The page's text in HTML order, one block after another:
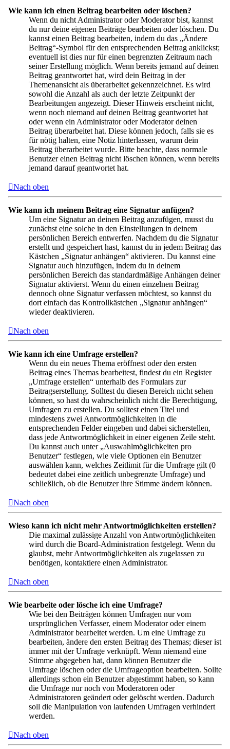
Wie kann ich einen Beitrag bearbeiten oder löschen?
Wenn du nicht Administrator oder Moderator bist, kannst
du nur deine eigenen Beiträge bearbeiten oder löschen. Du
kannst einen Beitrag bearbeiten, indem du das „Ändere
Beitrag“-Symbol für den entsprechenden Beitrag anklickst;
eventuell ist dies nur für einen begrenzten Zeitraum nach
seiner Erstellung möglich. Wenn bereits jemand auf deinen
Beitrag geantwortet hat, wird dein Beitrag in der
Themenansicht als überarbeitet gekennzeichnet. Es wird
sowohl die Anzahl als auch der letzte Zeitpunkt der
Bearbeitungen angezeigt. Dieser Hinweis erscheint nicht,
wenn noch niemand auf deinen Beitrag geantwortet hat
oder wenn ein Administrator oder Moderator deinen
Beitrag überarbeitet hat. Diese können jedoch, falls sie es
für nötig halten, eine Notiz hinterlassen, warum dein
Beitrag überarbeitet wurde. Bitte beachte, dass normale
Benutzer einen Beitrag nicht löschen können, wenn bereits
jemand darauf geantwortet hat.
Nach oben
Wie kann ich meinem Beitrag eine Signatur anfügen?
Um eine Signatur an deinen Beitrag anzufügen, musst du
zunächst eine solche in den Einstellungen in deinem
persönlichen Bereich entwerfen. Nachdem du die Signatur
erstellt und gespeichert hast, kannst du in jedem Beitrag das
Kästchen „Signatur anhängen“ aktivieren. Du kannst eine
Signatur auch hinzufügen, indem du in deinem
persönlichen Bereich das standardmäßige Anhängen deiner
Signatur aktivierst. Wenn du einen einzelnen Beitrag
dennoch ohne Signatur verfassen möchtest, so kannst du
dort einfach das Kontrollkästchen „Signatur anhängen“
wieder deaktivieren.
Nach oben
Wie kann ich eine Umfrage erstellen?
Wenn du ein neues Thema eröffnest oder den ersten
Beitrag eines Themas bearbeitest, findest du ein Register
„Umfrage erstellen“ unterhalb des Formulars zur
Beitragserstellung. Solltest du diesen Bereich nicht sehen
können, so hast du wahrscheinlich nicht die Berechtigung,
Umfragen zu erstellen. Du solltest einen Titel und
mindestens zwei Antwortmöglichkeiten in die
entsprechenden Felder eingeben und dabei sicherstellen,
dass jede Antwortmöglichkeit in einer eigenen Zeile steht.
Du kannst auch unter „Auswahlmöglichkeiten pro
Benutzer“ festlegen, wie viele Optionen ein Benutzer
auswählen kann, welches Zeitlimit für die Umfrage gilt (0
bedeutet dabei eine zeitlich unbegrenzte Umfrage) und
schließlich, ob die Benutzer ihre Stimme ändern können.
Nach oben
Wieso kann ich nicht mehr Antwortmöglichkeiten erstellen?
Die maximal zulässige Anzahl von Antwortmöglichkeiten
wird durch die Board-Administration festgelegt. Wenn du
glaubst, mehr Antwortmöglichkeiten als zugelassen zu
benötigen, kontaktiere einen Administrator.
Nach oben
Wie bearbeite oder lösche ich eine Umfrage?
Wie bei den Beiträgen können Umfragen nur vom
ursprünglichen Verfasser, einem Moderator oder einem
Administrator bearbeitet werden. Um eine Umfrage zu
bearbeiten, ändere den ersten Beitrag des Themas; dieser ist
immer mit der Umfrage verknüpft. Wenn niemand eine
Stimme abgegeben hat, dann können Benutzer die
Umfrage löschen oder die Umfrageoption bearbeiten. Sollte
allerdings schon ein Benutzer abgestimmt haben, so kann
die Umfrage nur noch von Moderatoren oder
Administratoren geändert oder gelöscht werden. Dadurch
soll die Manipulation von laufenden Umfragen verhindert
werden.
Nach oben